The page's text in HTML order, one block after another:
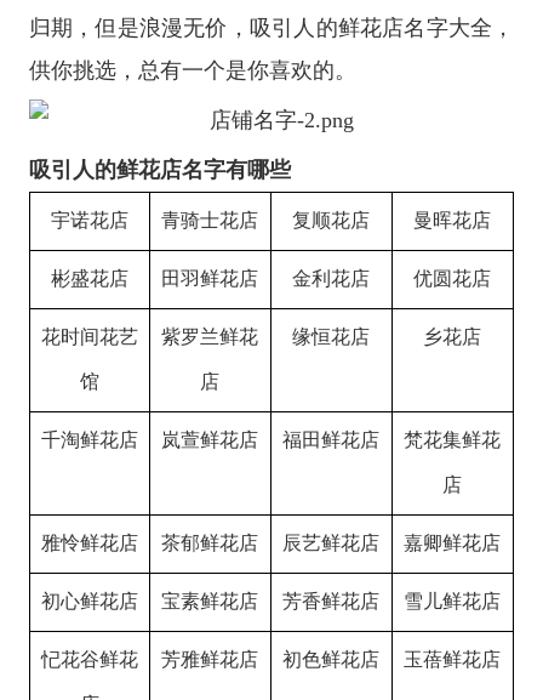
归期，但是浪漫无价，吸引人的鲜花店名字大全，
供你挑选，总有一个是你喜欢的。
吸引人的鲜花店名字有哪些
宇诺花店 青骑士花店 复顺花店 曼晖花店
彬盛花店 田羽鲜花店 金利花店 优圆花店
花时间花艺
馆
紫罗兰鲜花
店
缘恒花店 乡花店
千淘鲜花店 岚萱鲜花店 福田鲜花店 梵花集鲜花
店
雅怜鲜花店 茶郁鲜花店 辰艺鲜花店 嘉卿鲜花店
初心鲜花店 宝素鲜花店 芳香鲜花店 雪儿鲜花店
忋花谷鲜花 芳雅鲜花店 初色鲜花店 玉蓓鲜花店